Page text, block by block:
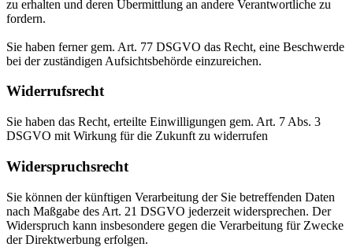
zu erhalten und deren Übermittlung an andere Verantwortliche zu
fordern.
Sie haben ferner gem. Art. 77 DSGVO das Recht, eine Beschwerde
bei der zuständigen Aufsichtsbehörde einzureichen.
Widerrufsrecht
Sie haben das Recht, erteilte Einwilligungen gem. Art. 7 Abs. 3
DSGVO mit Wirkung für die Zukunft zu widerrufen
Widerspruchsrecht
Sie können der künftigen Verarbeitung der Sie betreffenden Daten
nach Maßgabe des Art. 21 DSGVO jederzeit widersprechen. Der
Widerspruch kann insbesondere gegen die Verarbeitung für Zwecke
der Direktwerbung erfolgen.